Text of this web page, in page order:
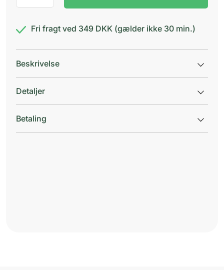
Justerbar
16,
Fri fragt ved 349 DKK (gælder ikke 30 min.)
Beskrivelse
Detaljer
Betaling